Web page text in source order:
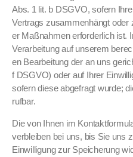
Abs. 1 lit. b DSGVO, sofern
Ver­trags zusam­men­hängt
er Maß­nah­men erforder­lich ist.
Ver­ar­beitung auf unserem
en Bear­beitung der an uns
f DSGVO) oder auf Ihrer
sofern diese abge­fragt wurde;
ruf­bar.
Die von Ihnen im
verbleiben bei uns, bis Sie uns
Ein­willi­gung zur Spe­icherung